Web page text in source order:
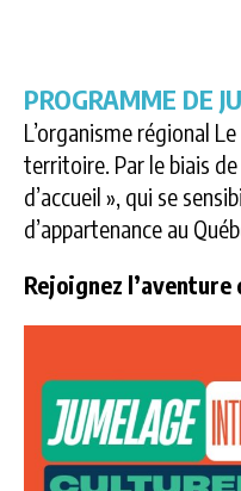
PROGRAMME DE
L’organisme régional
territoire. Par le biais
d’accueil », qui se
d’appartenance au
Rejoignez